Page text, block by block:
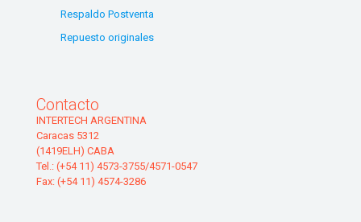
Respaldo Postventa
Repuesto originales
Contacto
INTERTECH ARGENTINA
Caracas 5312
(1419ELH) CABA
Tel.: (+54 11) 4573-3755/4571-0547
Fax: (+54 11) 4574-3286